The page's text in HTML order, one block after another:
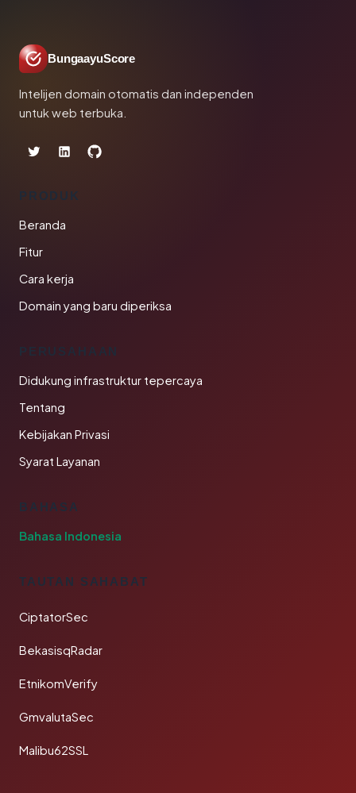
BungaayuScore
Intelijen domain otomatis dan independen
untuk web terbuka.
PRODUK
Beranda
Fitur
Cara kerja
Domain yang baru diperiksa
PERUSAHAAN
Didukung infrastruktur tepercaya
Tentang
Kebijakan Privasi
Syarat Layanan
BAHASA
Bahasa Indonesia
TAUTAN SAHABAT
CiptatorSec
BekasisqRadar
EtnikomVerify
GmvalutaSec
Malibu62SSL